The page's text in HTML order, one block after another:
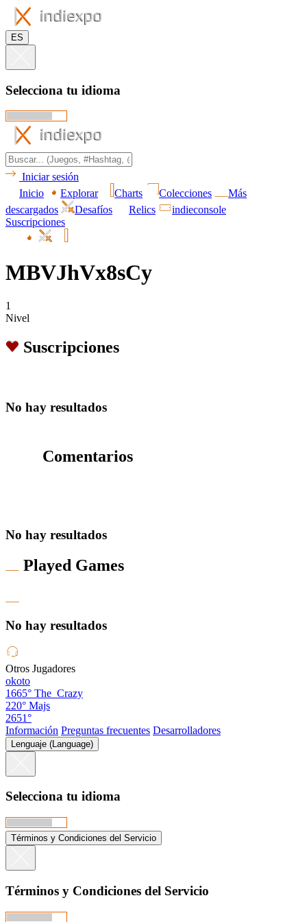
ES
Selecciona tu idioma
Iniciar sesión
Inicio
Explorar Charts Colecciones
Más
descargados
Desafíos Relics
indieconsole
Suscripciones
MBVJhVx8sCy
1
Nivel
Suscripciones
No hay resultados
Comentarios
No hay resultados
Played Games
No hay resultados
Otros Jugadores
okoto
1665° The_Crazy
220° Majs
2651°
Información Preguntas frecuentes Desarrolladores
Lenguaje (Language)
Selecciona tu idioma
Términos y Condiciones del Servicio
Términos y Condiciones del Servicio